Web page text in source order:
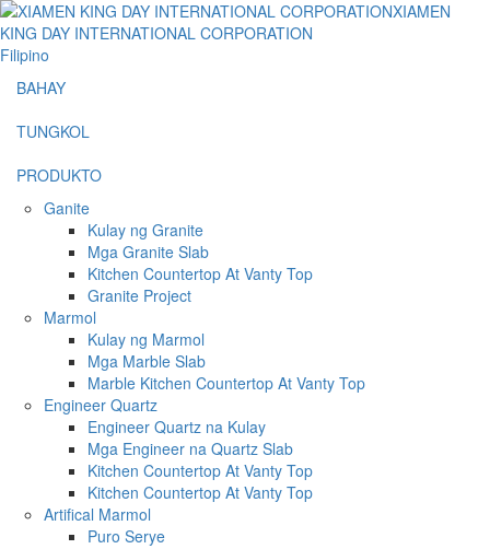
Filipino
BAHAY
TUNGKOL
PRODUKTO
Ganite
Kulay ng Granite
Mga Granite Slab
Kitchen Countertop At Vanty Top
Granite Project
Marmol
Kulay ng Marmol
Mga Marble Slab
Marble Kitchen Countertop At Vanty Top
Engineer Quartz
Engineer Quartz na Kulay
Mga Engineer na Quartz Slab
Kitchen Countertop At Vanty Top
Kitchen Countertop At Vanty Top
Artifical Marmol
Puro Serye